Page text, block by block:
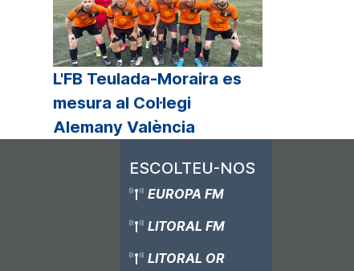
L'FB Teulada-Moraira es
mesura al Col·legi
Alemany València
ESCOLTEU-NOS
EUROPA FM
LITORAL FM
LITORAL OR